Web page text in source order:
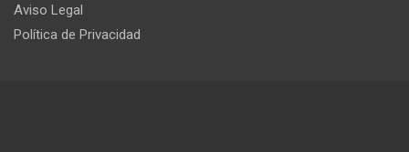
Aviso Legal
Política de Privacidad